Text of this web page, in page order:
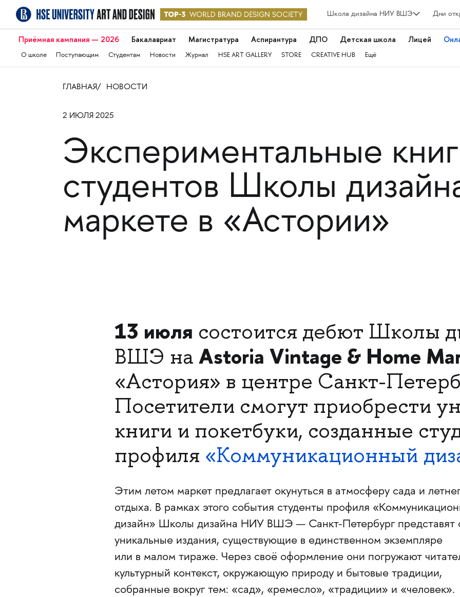
Школа дизайна НИУ ВШЭ Дни
Приёмная кампания — 2026 Бакалавриат Магистратура Аспирантура ДПО Детская школа Лицей
О школе Поступающим Студентам Новости Журнал HSE ART GALLERY STORE CREATIVE HUB Ещё
ГЛАВНАЯ НОВОСТИ
2 ИЮЛЯ 2025
Экспериментальные
студентов Школы
маркете в «Астории»
13 июля состоится дебют Школы
ВШЭ на Astoria Vintage & Home
«Астория» в центре Санкт-
Посетители смогут приобрести
книги и покетбуки, созданные
профиля «Коммуникационный
Этим летом маркет предлагает окунуться в атмосферу сада и
отдыха. В рамках этого события студенты профиля
дизайн» Школы дизайна НИУ ВШЭ — Санкт-Петербург представят
уникальные издания, существующие в единственном экземпляре
или в малом тираже. Через своё оформление они погружают
культурный контекст, окружающую природу и бытовые традиции,
собранные вокруг тем: «сад», «ремесло», «традиции» и «человек».